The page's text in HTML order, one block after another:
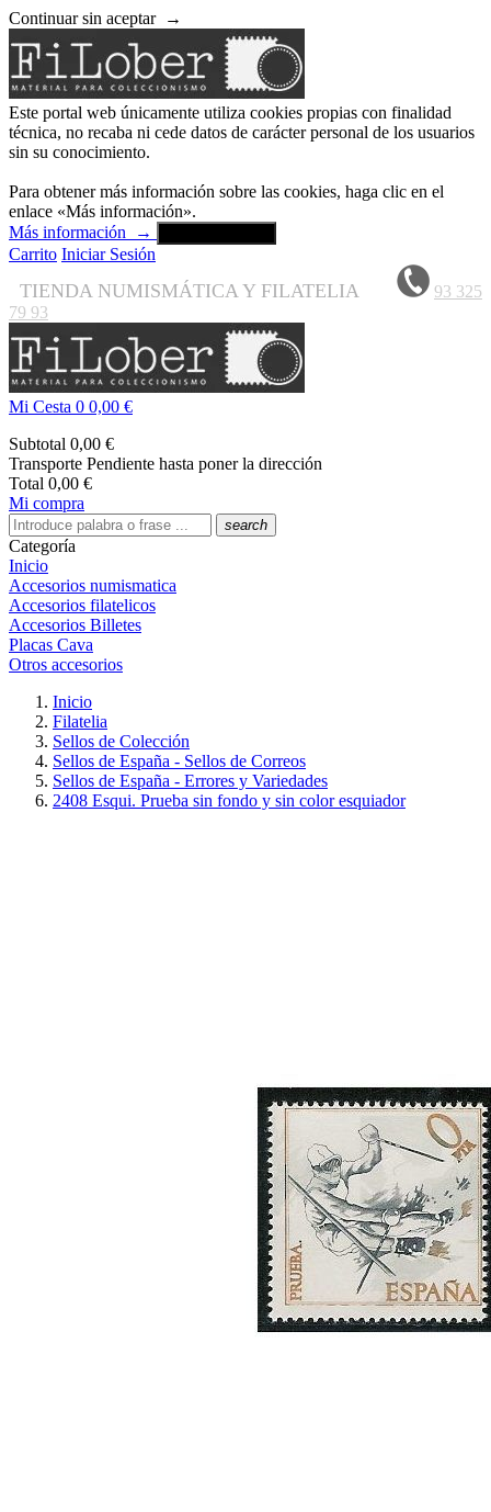
Continuar sin aceptar →
Este portal web únicamente utiliza cookies propias con finalidad
técnica, no recaba ni cede datos de carácter personal de los usuarios
sin su conocimiento.
Para obtener más información sobre las cookies, haga clic en el
enlace «Más información».
Más información
→
Carrito Iniciar Sesión
TIENDA NUMISMÁTICA Y FILATELIA
93 325
79 93
Mi Cesta 0 0,00 €
Subtotal 0,00 €
Transporte Pendiente hasta poner la dirección
Total 0,00 €
Mi compra
search
Categoría
Inicio
Accesorios numismatica
Accesorios filatelicos
Accesorios Billetes
Placas Cava
Otros accesorios
Inicio
Filatelia
Sellos de Colección
Sellos de España - Sellos de Correos
Sellos de España - Errores y Variedades
2408 Esqui. Prueba sin fondo y sin color esquiador